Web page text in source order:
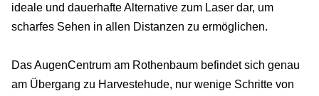
ideale und dauerhafte Alternative zum Laser dar, um
scharfes Sehen in allen Distanzen zu ermöglichen.
Das AugenCentrum am Rothenbaum befindet sich genau
am Übergang zu Harvestehude, nur wenige Schritte von